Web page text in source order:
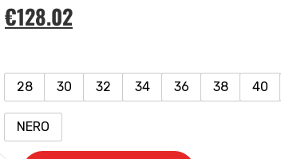
€128.02
28 30 32 34 36 38 40
NERO